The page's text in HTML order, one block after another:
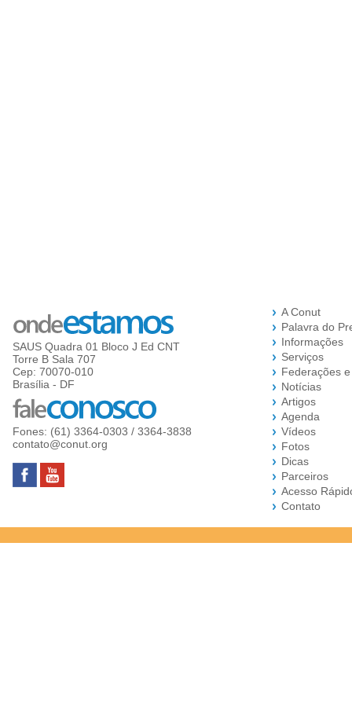
SAUS Quadra 01 Bloco J Ed CNT
Torre B Sala 707
Cep: 70070-010
Brasília - DF
Fones: (61) 3364-0303 / 3364-3838
contato@conut.org
A Conut
Palavra do
Informações
Serviços
Federações
Notícias
Artigos
Agenda
Vídeos
Fotos
Dicas
Parceiros
Acesso
Contato